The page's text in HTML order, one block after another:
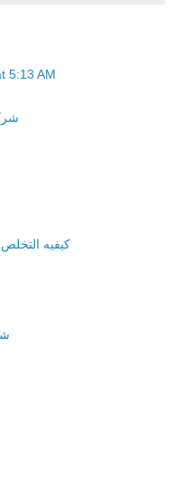
5:13 AM
كيفيه